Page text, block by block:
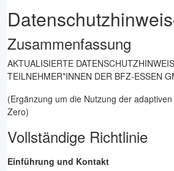
Zusammenfassung
AKTUALISIERTE
TEILNEHMER*INNEN DER BFZ-ESSEN
(Ergänzung um die Nutzung der
Zero)
Vollständige Richtlinie
Einführung und Kontakt